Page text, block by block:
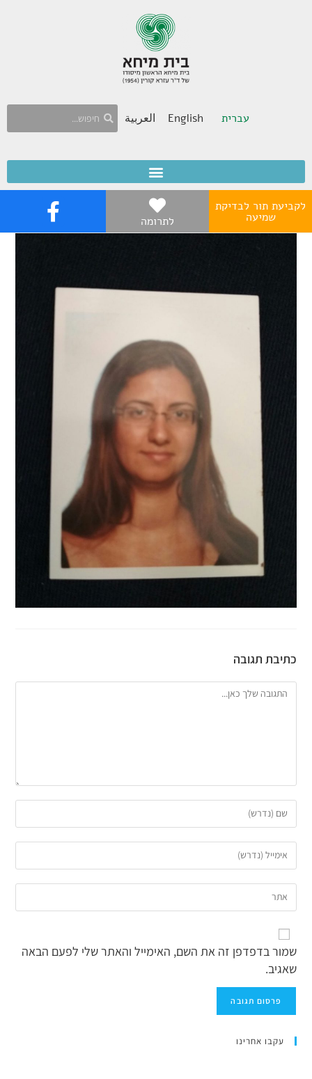
עברית English العربية
לקביעת תור לבדיקת
שמיעה לתרומה
כתיבת תגובה
שמור בדפדפן זה את השם, האימייל והאתר שלי לפעם הבאה
שאגיב.
עקבו אחרינו